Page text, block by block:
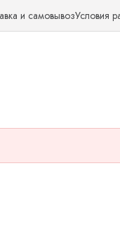
и самовывозУсловия